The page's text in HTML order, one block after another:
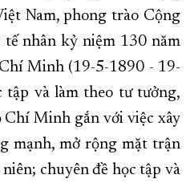
Nam, phong trào Cộng
tế nhân kỷ niệm 130 năm
Minh (19-5-1890 - 19-
tập và làm theo tư tưởng,
Chí Minh gắn với việc xây
mạnh, mở rộng mặt trận
chuyên đề học tập và